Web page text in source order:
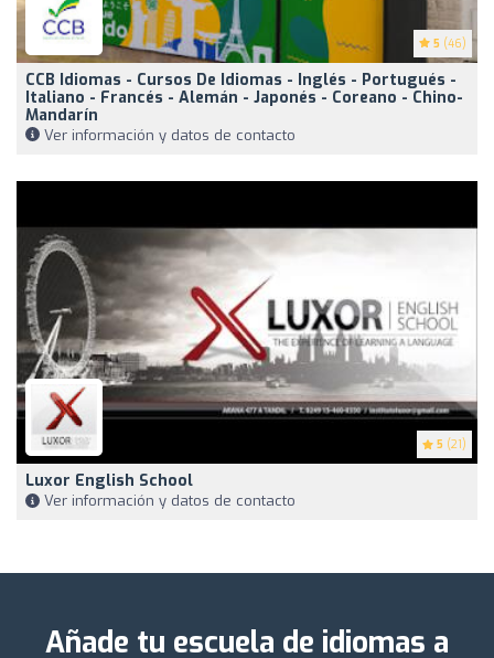
5 (46)
CCB Idiomas - Cursos De Idiomas - Inglés - Portugués -
Italiano - Francés - Alemán - Japonés - Coreano - Chino-
Mandarín
Ver información y datos de contacto
5 (21)
Luxor English School
Ver información y datos de contacto
Añade tu escuela de idiomas a